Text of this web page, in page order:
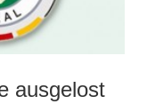
ausgelost